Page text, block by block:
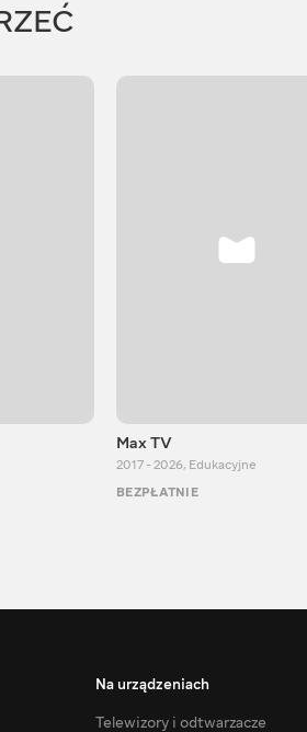
Max TV
2017 - 2026, Edukacyjne
BEZPŁATNIE
Na urządzeniach
Telewizory i odtwarzacze